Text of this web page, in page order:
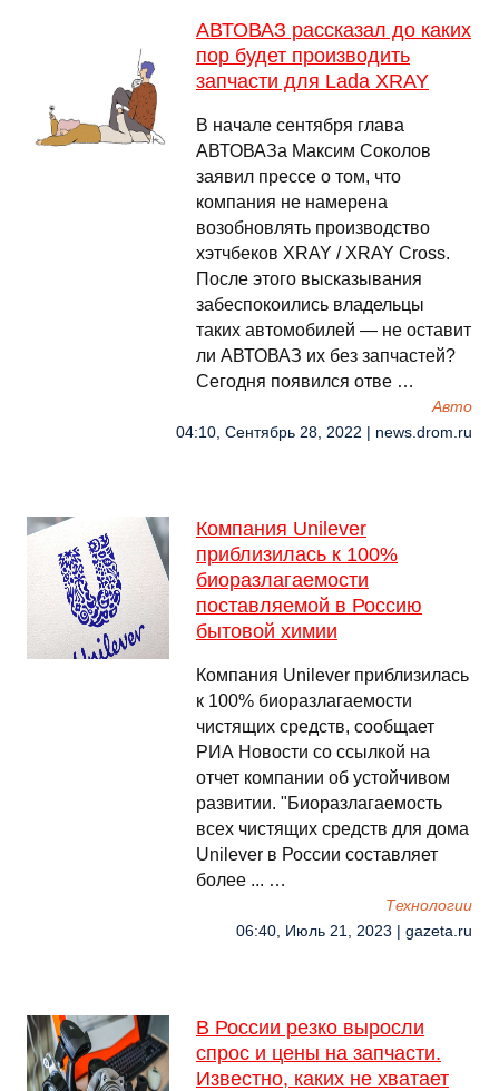
АВТОВАЗ рассказал до каких
пор будет производить
запчасти для Lada XRAY
В начале сентября глава
АВТОВАЗа Максим Соколов
заявил прессе о том, что
компания не намерена
возобновлять производство
хэтчбеков XRAY / XRAY Cross.
После этого высказывания
забеспокоились владельцы
таких автомобилей — не оставит
ли АВТОВАЗ их без запчастей?
Сегодня появился отве …
Авто
04:10, Сентябрь 28, 2022 | news.drom.ru
Компания Unilever
приблизилась к 100%
биоразлагаемости
поставляемой в Россию
бытовой химии
Компания Unilever приблизилась
к 100% биоразлагаемости
чистящих средств, сообщает
РИА Новости со ссылкой на
отчет компании об устойчивом
развитии. "Биоразлагаемость
всех чистящих средств для дома
Unilever в России составляет
более ... …
Технологии
06:40, Июль 21, 2023 | gazeta.ru
В России резко выросли
спрос и цены на запчасти.
Известно, каких не хватает